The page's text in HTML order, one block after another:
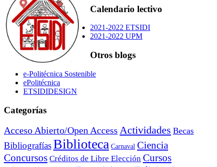
Calendario lectivo
2021-2022 ETSIDI
2021-2022 UPM
Otros blogs
e-Politécnica Sostenible
ePolitécnica
ETSIDIDESIGN
Categorías
Acceso Abierto/Open Access Actividades Becas
BibliografíasBiblioteca Carnaval Ciencia
Concursos Créditos de Libre Elección Cursos